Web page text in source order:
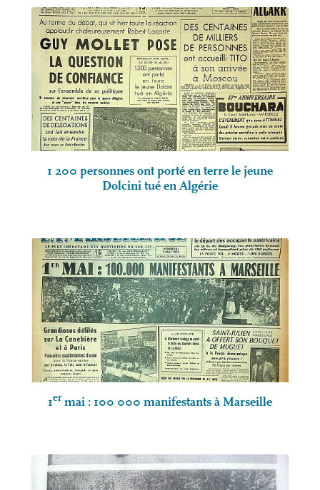
1 200 personnes ont porté en terre le jeune
Dolcini tué en Algérie
1er mai : 100 000 manifestants à Marseille